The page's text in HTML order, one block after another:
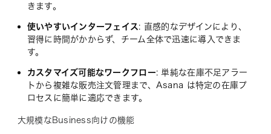
きます。
使いやすいインターフェイス : 直感的なデザインにより、
習得に時間がかからず、チーム全体で迅速に導入できま
す。
カスタマイズ可能なワークフロー: 単純な在庫不足アラー
トから複雑な販売注文管理まで、Asana は特定の在庫プ
ロセスに簡単に適応できます。
大規模なBusiness向けの機能